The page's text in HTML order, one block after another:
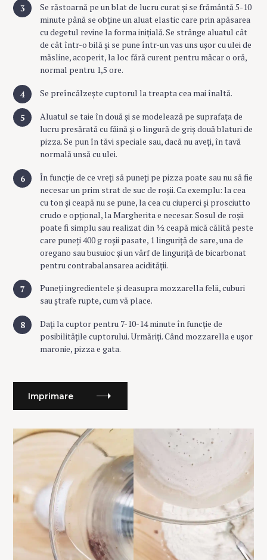
Se răstoarnă pe un blat de lucru curat și se frământă 5-10
minute până se obține un aluat elastic care prin apăsarea
cu degetul revine la forma inițială. Se strânge aluatul cât
de cât într-o bilă și se pune într-un vas uns ușor cu ulei de
măsline, acoperit, la loc fără curent pentru măcar o oră,
normal pentru 1,5 ore.
Se preîncălzește cuptorul la treapta cea mai înaltă.
Aluatul se taie în două și se modelează pe suprafața de
lucru presărată cu făină și o lingură de griș două blaturi de
pizza. Se pun în tăvi speciale sau, dacă nu aveți, în tavă
normală unsă cu ulei.
În funcție de ce vreți să puneți pe pizza poate sau nu să fie
necesar un prim strat de suc de roșii. Ca exemplu: la cea
cu ton și ceapă nu se pune, la cea cu ciuperci și prosciutto
crudo e opțional, la Margherita e necesar. Sosul de roșii
poate fi simplu sau realizat din ½ ceapă mică călită peste
care puneți 400 g roșii pasate, 1 linguriță de sare, una de
oregano sau busuioc și un vârf de linguriță de bicarbonat
pentru contrabalansarea acidității.
Puneți ingredientele și deasupra mozzarella felii, cuburi
sau ștrafe rupte, cum vă place.
Dați la cuptor pentru 7-10-14 minute în funcție de
posibilitățile cuptorului. Urmăriți. Când mozzarella e ușor
maronie, pizza e gata.
Imprimare